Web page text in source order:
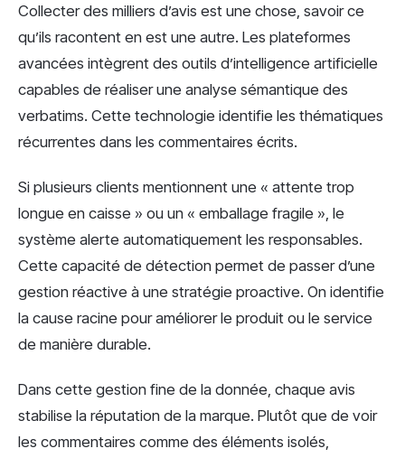
Collecter des milliers d’avis est une chose, savoir ce
qu’ils racontent en est une autre. Les plateformes
avancées intègrent des outils d’intelligence artificielle
capables de réaliser une analyse sémantique des
verbatims. Cette technologie identifie les thématiques
récurrentes dans les commentaires écrits.
Si plusieurs clients mentionnent une « attente trop
longue en caisse » ou un « emballage fragile », le
système alerte automatiquement les responsables.
Cette capacité de détection permet de passer d’une
gestion réactive à une stratégie proactive. On identifie
la cause racine pour améliorer le produit ou le service
de manière durable.
Dans cette gestion fine de la donnée, chaque avis
stabilise la réputation de la marque. Plutôt que de voir
les commentaires comme des éléments isolés,